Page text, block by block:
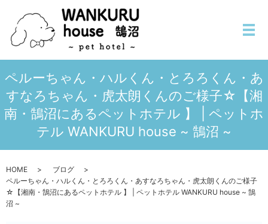
メ
ペルーちゃん・ハルくん・とろろくん・あ
すなろちゃん・虎太朗くんのご様子☆【湘
南・鵠沼にあるペットホテル 】 | ペットホ
テル WANKURU house ~ 鵠沼 ~
HOME
ブログ
ペルーちゃん・ハルくん・とろろくん・あすなろちゃん・虎太朗くんのご様子
☆【湘南・鵠沼にあるペットホテル 】 | ペットホテル WANKURU house ~ 鵠
沼 ~